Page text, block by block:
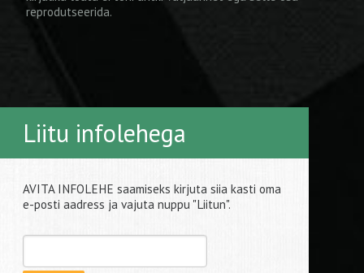
reprodutseerida.
Liitu infolehega
AVITA INFOLEHE saamiseks kirjuta siia kasti oma
e-posti aadress ja vajuta nuppu "Liitun".